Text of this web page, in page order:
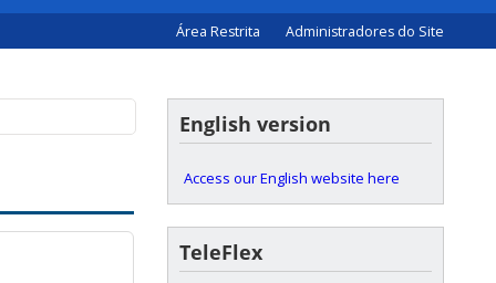
Área Restrita Administradores do Site
English version
Access our English website here
TeleFlex